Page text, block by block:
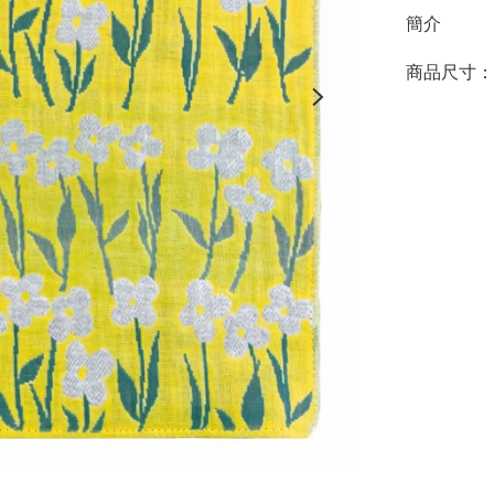
簡介
商品尺寸